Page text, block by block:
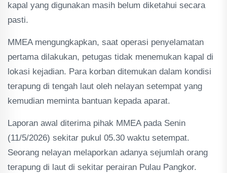
kapal yang digunakan masih belum diketahui secara
pasti.
MMEA mengungkapkan, saat operasi penyelamatan
pertama dilakukan, petugas tidak menemukan kapal di
lokasi kejadian. Para korban ditemukan dalam kondisi
terapung di tengah laut oleh nelayan setempat yang
kemudian meminta bantuan kepada aparat.
Laporan awal diterima pihak MMEA pada Senin
(11/5/2026) sekitar pukul 05.30 waktu setempat.
Seorang nelayan melaporkan adanya sejumlah orang
terapung di laut di sekitar perairan Pulau Pangkor.